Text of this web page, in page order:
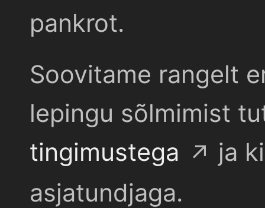
pankrot.
Soovitame rangelt
lepingu sõlmimist
tingimustega
ja
asjatundjaga.